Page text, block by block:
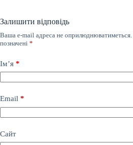
Залишити відповідь
Ваша e-mail адреса не оприлюднюватиметься.
позначені *
Ім’я *
Email *
Сайт